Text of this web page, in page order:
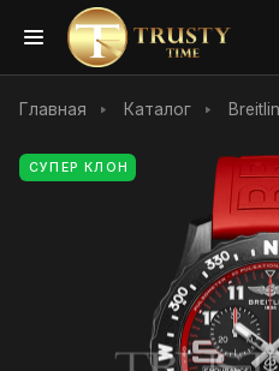
Главная Каталог
СУПЕР КЛОН